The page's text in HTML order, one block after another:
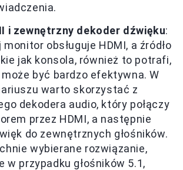
i zewnętrzny dekoder dźwięku:
obsługuje HDMI, a źródło
jak konsola, również to potrafi,
być bardzo efektywna. W
warto skorzystać z
dekodera audio, który połączy
przez HDMI, a następnie
do zewnętrznych głośników.
wybierane rozwiązanie,
w przypadku głośników 5.1,